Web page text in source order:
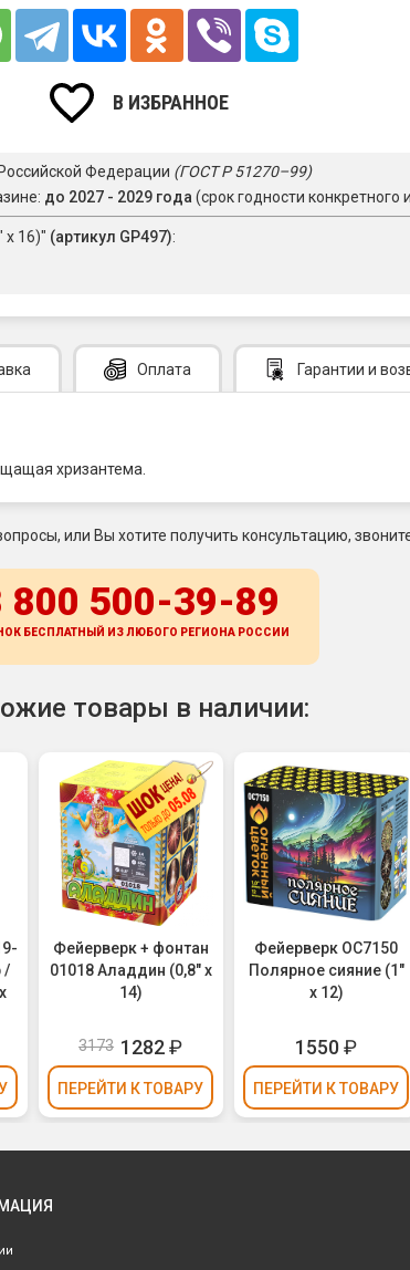
В ИЗБРАННОЕ
Федерации (ГОСТ Р 51270–99)
до 2027 - 2029 года (срок годности
х 16)" (артикул GP497):
Оплата Гарантии и
хризантема.
или Вы хотите получить консультацию,
800 500-39-89
БЕСПЛАТНЫЙ ИЗ ЛЮБОГО РЕГИОНА РОССИИ
товары в наличии:
/
Фейерверк + фонтан
01018 Аладдин (0,8" х
14)
3173 1282₽
ПЕРЕЙТИ К ТОВАРУ
Фейерверк ОС7150
Полярное сияние (1"
х 12)
1550₽
ПЕРЕЙТИ К ТОВАРУ